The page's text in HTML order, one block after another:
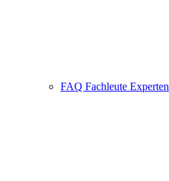
FAQ Fachleute Experten